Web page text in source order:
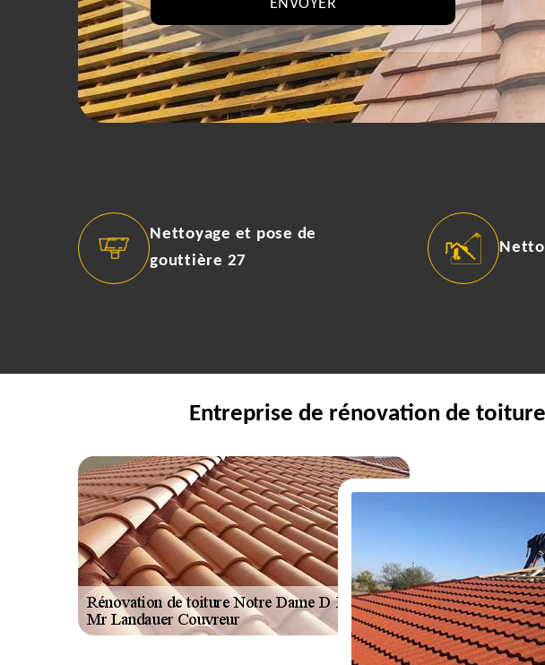
Nettoyage et pose de
gouttière 27
Entreprise de rénovation de